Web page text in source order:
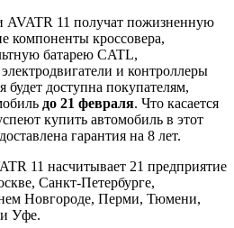
AVATR 11 получат пожизненную
компоненты кроссовера,
батарею CATL,
и контроллеры
будет доступна покупателям,
до 21 февраля. Что касается
купить автомобиль в этот
гарантия на 8 лет.
11 насчитывает 21 предприятие
Санкт-Петербурге,
Новгороде, Перми, Тюмени,
Уфе.